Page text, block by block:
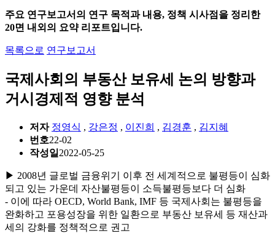
주요 연구보고서의 연구 목적과 내용, 정책 시사점을 정리한
20면 내외의 요약 리포트입니다.
목록으로 연구보고서
국제사회의 부동산 보유세 논의 방향과
거시경제적 영향 분석
저자 정영식 , 강은정 , 이진희 , 김경훈 , 김지혜
번호22-02
작성일 2022-05-25
▶ 2008년 글로벌 금융위기 이후 전 세계적으로 불평등이 심화
되고 있는 가운데 자산불평등이 소득불평등보다 더 심화
- 이에 따라 OECD, World Bank, IMF 등 국제사회는 불평등을
완화하고 포용성장을 위한 일환으로 부동산 보유세 등 재산과
세의 강화를 정책적으로 권고